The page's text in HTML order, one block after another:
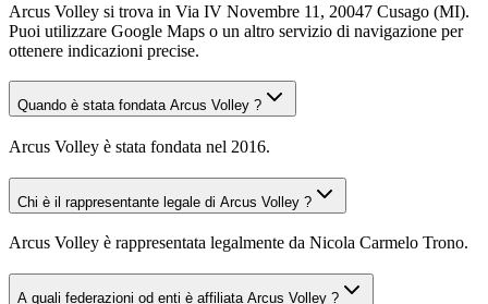
Arcus Volley si trova in Via IV Novembre 11, 20047 Cusago (MI).
Puoi utilizzare Google Maps o un altro servizio di navigazione per
ottenere indicazioni precise.
Quando è stata fondata Arcus Volley ?
Arcus Volley è stata fondata nel 2016.
Chi è il rappresentante legale di Arcus Volley ?
Arcus Volley è rappresentata legalmente da Nicola Carmelo Trono.
A quali federazioni od enti è affiliata Arcus Volley ?